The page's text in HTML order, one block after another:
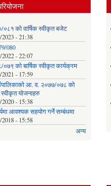
को वार्षिक स्वीकृत बजेट
2023 - 21:38
080
2022 - 22:07
को बार्षिक स्वीकृत कार्यक्रम
2021 - 17:59
आ. व. २०७७/०७८ को
योजनाहरु
2020 - 15:38
आवश्यक सहयोग गर्ने सम्बंधमा
2018 - 15:58
अन्य